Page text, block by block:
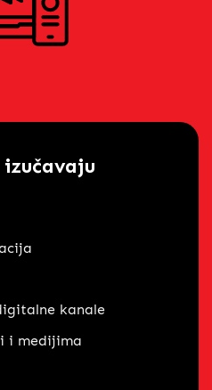
kanale
i medijima